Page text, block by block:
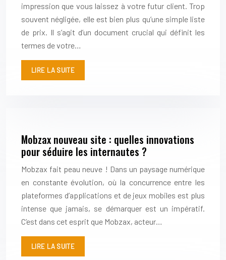
impression que vous laissez à votre futur client. Trop
souvent négligée, elle est bien plus qu’une simple liste
de prix. Il s’agit d’un document crucial qui définit les
termes de votre…
LIRE LA SUITE
Mobzax nouveau site : quelles innovations
pour séduire les internautes ?
Mobzax fait peau neuve ! Dans un paysage numérique
en constante évolution, où la concurrence entre les
plateformes d’applications et de jeux mobiles est plus
intense que jamais, se démarquer est un impératif.
C’est dans cet esprit que Mobzax, acteur…
LIRE LA SUITE